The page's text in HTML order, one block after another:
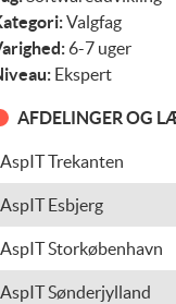
Valgfag
6-7 uger
Ekspert
AFDELINGER OG
AspIT Trekanten
Mads Mikkel
AspIT Esbjerg
Teodora Mihaela
AspIT Storkøbenhavn
Uli Scheuss
AspIT Sønderjylland